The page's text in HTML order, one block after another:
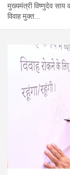
मुख्यमंत्री विष्णुदेव
विवाह मुक्त….